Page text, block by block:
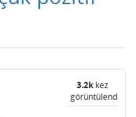
3.2kkez
görüntülendi